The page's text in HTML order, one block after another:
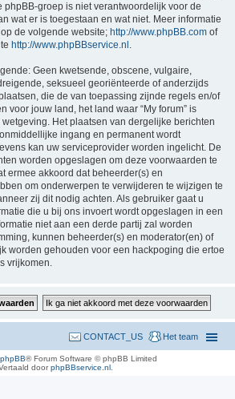
phpBB-groep is niet verantwoordelijk voor de
wat er is toegestaan en wat niet. Meer informatie
de volgende website; http://www.phpBB.com of
http://www.phpBBservice.nl .
Geen kwetsende, obscene, vulgaire,
seksueel georiënteerde of anderzijds
die de van toepassing zijnde regels en/of
voor jouw land, het land waar “My forum” is
Het plaatsen van dergelijke berichten
ingang en permanent wordt
kan uw serviceprovider worden ingelicht. De
worden opgeslagen om deze voorwaarden te
ermee akkoord dat beheerder(s) en
om onderwerpen te verwijderen te wijzigen te
zij dit nodig achten. Als gebruiker gaat u
die u bij ons invoert wordt opgeslagen in een
niet aan een derde partij zal worden
kunnen beheerder(s) en moderator(en) of
worden gehouden voor een hackpoging die ertoe
vrijkomen.
Het team
CONTACT_US
phpBB® Forum Software © phpBB Limited
doorphpBBservice.nl.